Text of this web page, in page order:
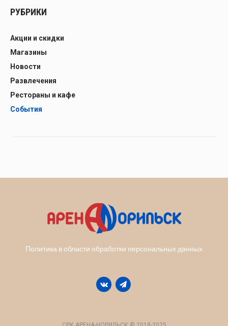
РУБРИКИ
Акции и скидки
Магазины
Новости
Развлечения
Рестораны и кафе
События
Политика в области обработки персональных данных